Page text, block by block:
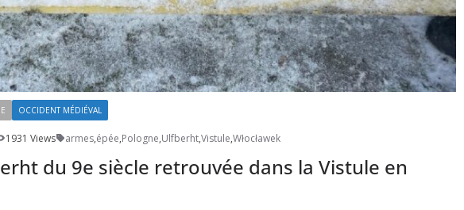
OCCIDENT MÉDIÉVAL
1931 Views armes,épée,Pologne,Ulfberht,Vistule,Włocławek
du 9e siècle retrouvée dans la Vistule en